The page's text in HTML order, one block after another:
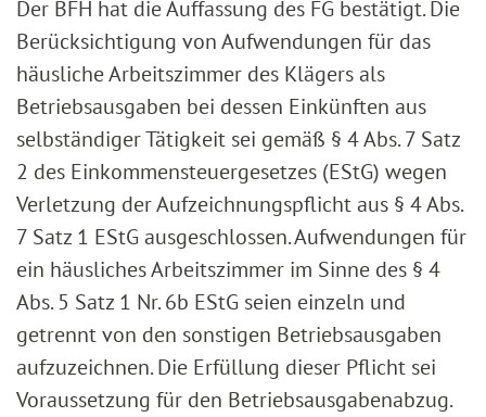
Der BFH hat die Auffassung des FG bestätigt. Die
Berücksichtigung von Aufwendungen für das
häusliche Arbeitszimmer des Klägers als
Betriebsausgaben bei dessen Einkünften aus
selbständiger Tätigkeit sei gemäß § 4 Abs. 7 Satz
2 des Einkommensteuergesetzes (EStG) wegen
Verletzung der Aufzeichnungspflicht aus § 4 Abs.
7 Satz 1 EStG ausgeschlossen. Aufwendungen für
ein häusliches Arbeitszimmer im Sinne des § 4
Abs. 5 Satz 1 Nr. 6b EStG seien einzeln und
getrennt von den sonstigen Betriebsausgaben
aufzuzeichnen. Die Erfüllung dieser Pflicht sei
Voraussetzung für den Betriebsausgabenabzug.